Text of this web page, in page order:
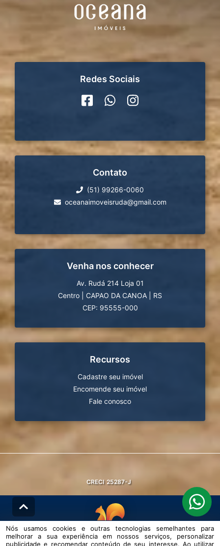
Redes Sociais
Contato
(51) 99266-0060
oceanaimoveisruda@gmail.com
Venha nos conhecer
Av. Rudá 214 Loja 01
Centro
CAPAO DA CANOA
RS
CEP: 95555-000
Recursos
Cadastre seu imóvel
Encomende seu imóvel
Fale conosco
CRECI 25287-J
© DESENVOLVIDO PELAAGIL.NET
Nós usamos cookies e outras tecnologias semelhantes para
melhorar a sua experiência em nossos serviços, personalizar
publicidade e recomendar conteúdo de seu interesse. Ao utilizar